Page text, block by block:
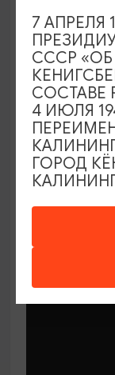
МАСТЕР-
Мастер-
Бодяковой
7 АПРЕЛЯ
СССР
СОСТАВЕ
4 ИЮЛЯ
ГОРОД